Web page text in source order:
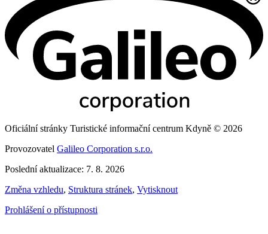
Oficiální stránky Turistické informační centrum Kdyně © 2026
Provozovatel Galileo Corporation s.r.o.
Poslední aktualizace: 7. 8. 2026
Změna vzhledu, Struktura stránek, Vytisknout
Prohlášení o přístupnosti